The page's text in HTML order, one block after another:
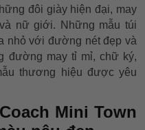
đôi giày hiện đại, may
nữ giới. Những mẫu túi
nhỏ với đường nét đẹp và
đường may tỉ mỉ, chữ ký,
thương hiệu được yêu
Mini Town